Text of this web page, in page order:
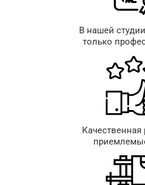
В нашей
только
Качественная